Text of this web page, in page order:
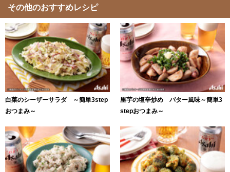
その他のおすすめレシピ
白菜のシーザーサラダ ～簡単3step
おつまみ～
里芋の塩辛炒め バター風味～簡単3
stepおつまみ～